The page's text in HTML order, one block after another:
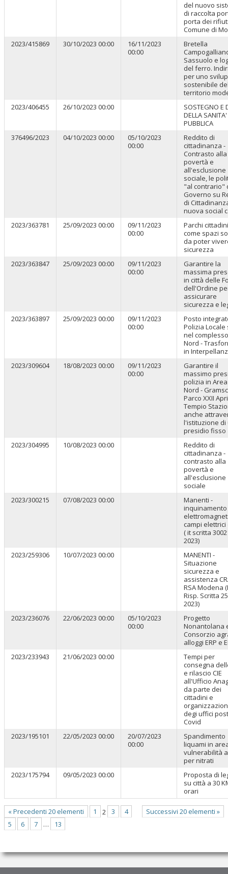
del nuovo
di raccolta
porta dei
Comune di
2023/415869
30/10/2023 00:00
16/11/2023
00:00
Bretella
Sassuolo e
del ferro.
per uno
sostenibile
territorio
2023/406455
26/10/2023 00:00
SOSTEGNO E
DELLA SANITA'
PUBBLICA
376496/2023
04/10/2023 00:00
05/10/2023
00:00
Reddito di
cittadinanza -
Contrasto alla
povertà e
all'esclusione
sociale, le
"al contrario"
Governo su
di
nuova social
2023/363781
25/09/2023 00:00
09/11/2023
00:00
Parchi cittadini
come spazi
da poter
sicurezza
2023/363847
25/09/2023 00:00
09/11/2023
00:00
Garantire la
massima
in città delle
dell'Ordine
assicurare
sicurezza e
2023/363897
25/09/2023 00:00
09/11/2023
00:00
Posto
Polizia Locale
nel
Nord -
in
2023/309604
18/08/2023 00:00
09/11/2023
00:00
Garantire il
massimo
polizia in Area
Nord -
Parco XXII
Tempio
anche
l'istituzione di
presidio fisso
2023/304995
10/08/2023 00:00
Reddito di
cittadinanza -
contrasto alla
povertà e
all'esclusione
sociale
2023/300215
07/08/2023 00:00
Manenti -
inquinamento
campi elettrici
( it scritta
2023)
2023/259306
10/07/2023 00:00
MANENTI -
Situazione
sicurezza e
assistenza
RSA Modena
Risp. Scritta
2023)
2023/236076
22/06/2023 00:00
05/10/2023
00:00
Progetto
Nonantolana
Consorzio
alloggi ERP e
2023/233943
21/06/2023 00:00
Tempi per
consegna
e rilascio CIE
all'Ufficio
da parte dei
cittadini e
degi uffici post
Covid
2023/195101
22/05/2023 00:00
20/07/2023
00:00
Spandimento
liquami in
vulnerabilità
per nitrati
2023/175794
09/05/2023 00:00
Proposta di
su città a 30
orari
« Precedenti 20 elementi Successivi 20 elementi »
1 2 3
4
5
6 7 … 13